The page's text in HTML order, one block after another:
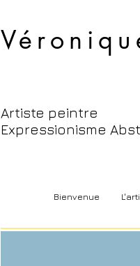
Artiste peintre
Expressionisme
Bienvenue